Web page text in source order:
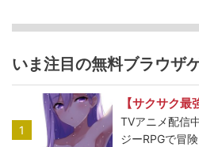
いま注目の無料ブラウザ
1
【サクサク最
TVアニメ配信
ジーRPGで冒